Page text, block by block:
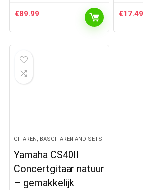
€89.99 €17.49
GITAREN, BASGITAREN AND SETS
Yamaha CS40II
Concertgitaar natuur
– gemakkelijk